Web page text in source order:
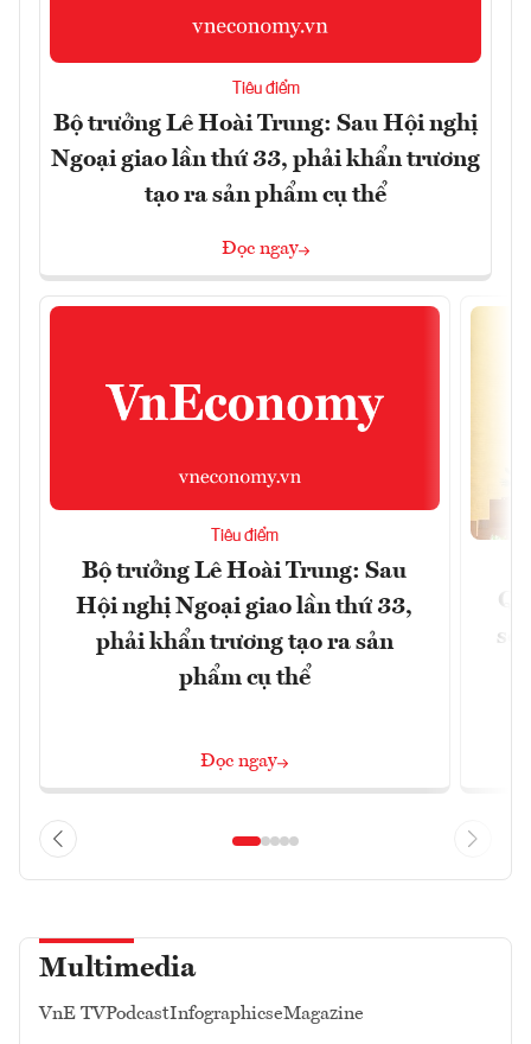
Tiêu điểm
Bộ trưởng Lê Hoài Trung: Sau Hội nghị
Ngoại giao lần thứ 33, phải khẩn trương
tạo ra sản phẩm cụ thể
Đọc ngay
Tiêu điểm
Bộ trưởng Lê Hoài Trung: Sau
Hội nghị Ngoại giao lần thứ 33,
phải khẩn trương tạo ra sản
phẩm cụ thể
Đọc ngay
Multimedia
VnE TVPodcastInfographicseMagazine